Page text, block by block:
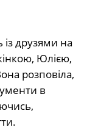
друзями на
Юлією,
розповіла,
в